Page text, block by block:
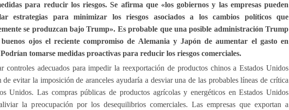
para reducir los riesgos. Se afirma que «los gobiernos y las empresas pueden
estrategias para minimizar los riesgos asociados a los cambios políticos que
se produzcan bajo Trump». Es probable que una posible administración Trump
ojos el reciente compromiso de Alemania y Japón de aumentar el gasto en
tomarse medidas proactivas para reducir los riesgos comerciales.
controles adecuados para impedir la reexportación de productos chinos a Estados Unidos
evitar la imposición de aranceles ayudaría a desviar una de las probables líneas de crítica
Unidos. Las compras públicas de productos agrícolas y energéticos en Estados Unidos
la preocupación por los desequilibrios comerciales. Las empresas que exportan a